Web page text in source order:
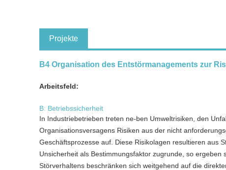
Projekte
B4 Organisation des Entstörmanagements zur
Arbeitsfeld:
B: Betriebssicherheit
In Industriebetrieben treten ne-ben Umweltrisiken, den
Organisationsversagens Risiken aus der nicht
Geschäftsprozesse auf. Diese Risikolagen resultieren aus
Unsicherheit als Bestimmungsfaktor zugrunde, so
Störverhaltens beschränken sich weitgehend auf die